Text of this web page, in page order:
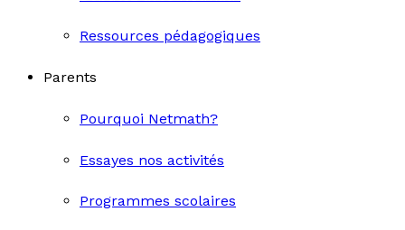
Ressources pédagogiques
Parents
Pourquoi Netmath?
Essayes nos activités
Programmes scolaires